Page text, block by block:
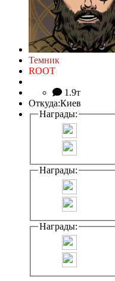
Темник
ROOT
1.9т
Откуда:Киев
Награды:
Награды:
Награды: